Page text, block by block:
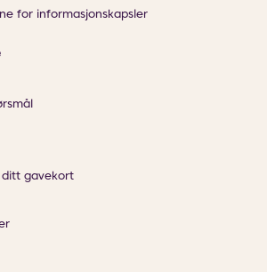
for informasjonskapsler
ditt gavekort